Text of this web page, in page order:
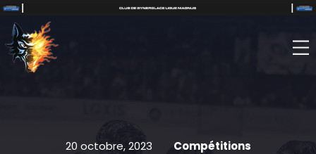
20 octobre, 2023 Compétitions